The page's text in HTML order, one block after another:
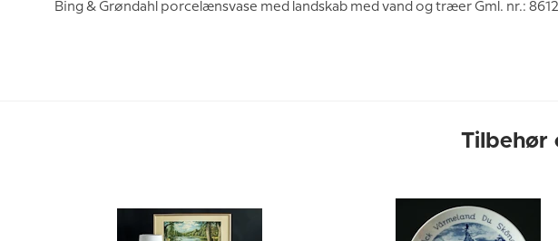
Bing & Grøndahl porcelænsvase med landskab med vand og træer Gml. nr.:
Tilbehør